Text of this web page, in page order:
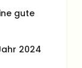
gute
2024